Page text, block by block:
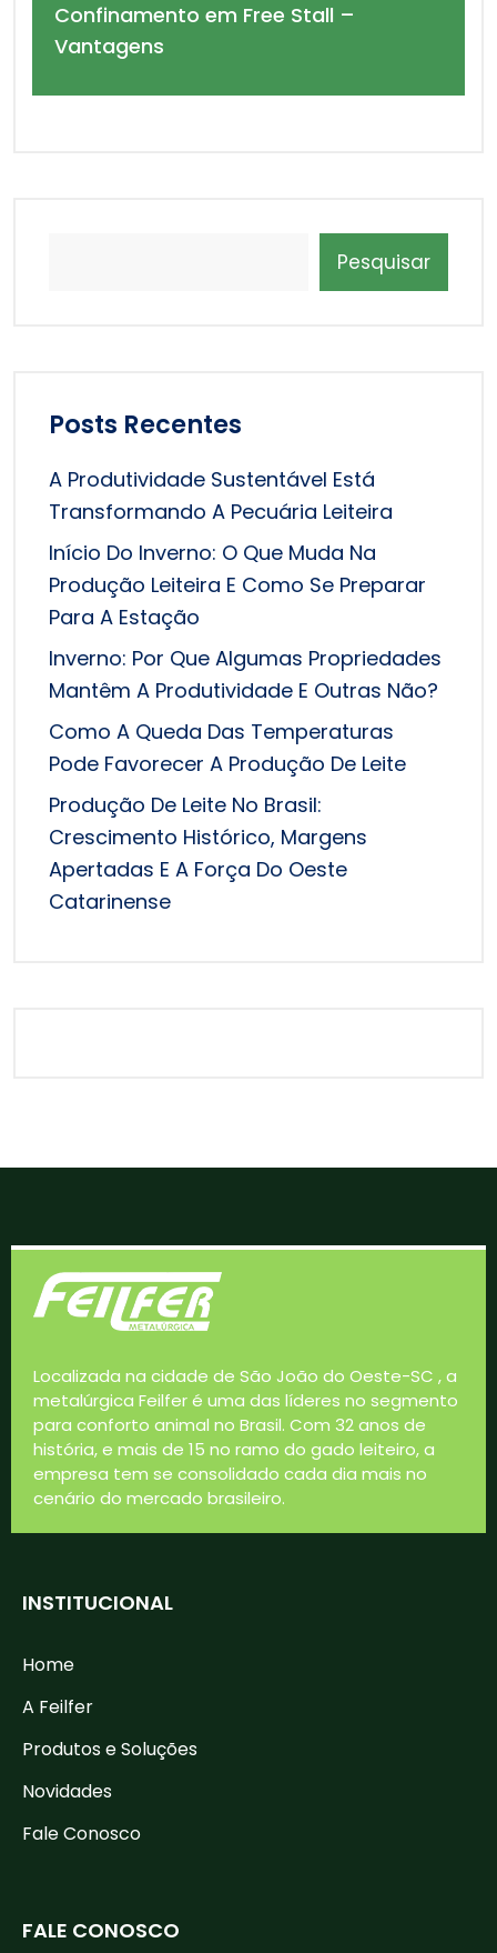
Confinamento em Free Stall –
Vantagens
Pesquisar
Posts Recentes
A Produtividade Sustentável Está
Transformando A Pecuária Leiteira
Início Do Inverno: O Que Muda Na
Produção Leiteira E Como Se Preparar
Para A Estação
Inverno: Por Que Algumas Propriedades
Mantêm A Produtividade E Outras Não?
Como A Queda Das Temperaturas
Pode Favorecer A Produção De Leite
Produção De Leite No Brasil:
Crescimento Histórico, Margens
Apertadas E A Força Do Oeste
Catarinense
Localizada na cidade de São João do Oeste-SC , a
metalúrgica Feilfer é uma das líderes no segmento
para conforto animal no Brasil. Com 32 anos de
história, e mais de 15 no ramo do gado leiteiro, a
empresa tem se consolidado cada dia mais no
cenário do mercado brasileiro.
INSTITUCIONAL
Home
A Feilfer
Produtos e Soluções
Novidades
Fale Conosco
FALE CONOSCO